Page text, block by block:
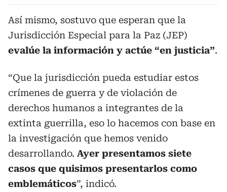
Así mismo, sostuvo que esperan que la
Jurisdicción Especial para la Paz (JEP)
evalúe la información y actúe “en justicia”.
“Que la jurisdicción pueda estudiar estos
crímenes de guerra y de violación de
derechos humanos a integrantes de la
extinta guerrilla, eso lo hacemos con base en
la investigación que hemos venido
desarrollando. Ayer presentamos siete
casos que quisimos presentarlos como
emblemáticos”, indicó.